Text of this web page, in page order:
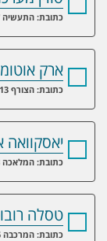
כתובת: התעשיה 47, נשר
ארק
כתובת: הצורף 13, א.ת. דרומי מגדל העמק
יאסקוואה
כתובת: המלאכה 13, פארק תעשיה אפק ראש העין 4809129
טסלה
כתובת: המרכבה 25, חולון